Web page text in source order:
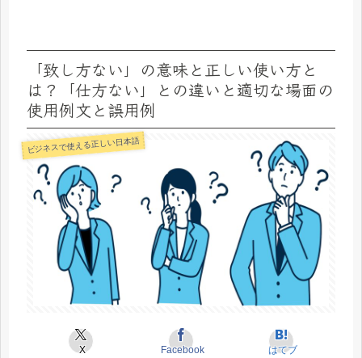
「致し方ない」の意味と正しい使い方と
は？「仕方ない」との違いと適切な場面の
使用例文と誤用例
ビジネスで使える正しい日本語
X Facebook はてブ